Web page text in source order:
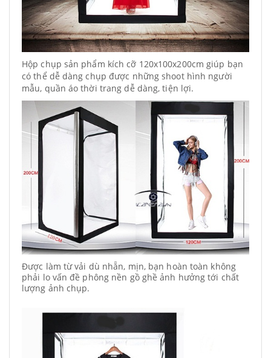
Hộp chụp sản phẩm kích cỡ 120x100x200cm giúp bạn
có thể dễ dàng chụp được những shoot hình người
mẫu, quần áo thời trang dễ dàng, tiện lợi.
Được làm từ vải dù nhẵn, mịn, bạn hoàn toàn không
phải lo vấn đề phông nền gồ ghề ảnh hưởng tới chất
lượng ảnh chụp.